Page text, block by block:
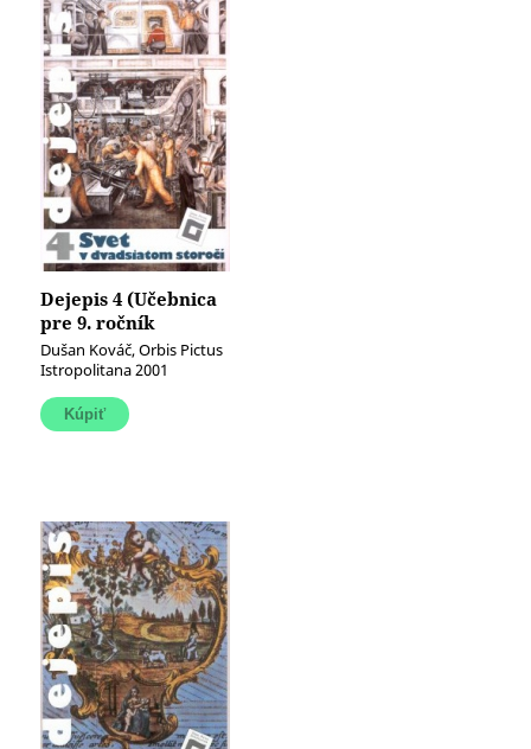
Dejepis 4 (Učebnica
pre 9. ročník
základných škôl)
(Svet v dvadsiatom
storočí)
Dušan Kováč, Orbis Pictus
Istropolitana 2001